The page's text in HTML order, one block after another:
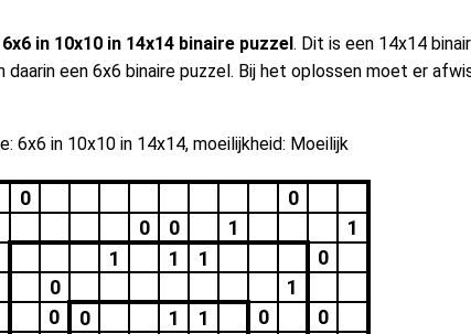
6x6 in 10x10 in 14x14 binaire puzzel. Dit is een 14x14
daarin een 6x6 binaire puzzel. Bij het oplossen moet er
6x6 in 10x10 in 14x14, moeilijkheid: Moeilijk
0
0
0 0 1
1
1 1 1
0
0
1
0 0 1 1 0 0